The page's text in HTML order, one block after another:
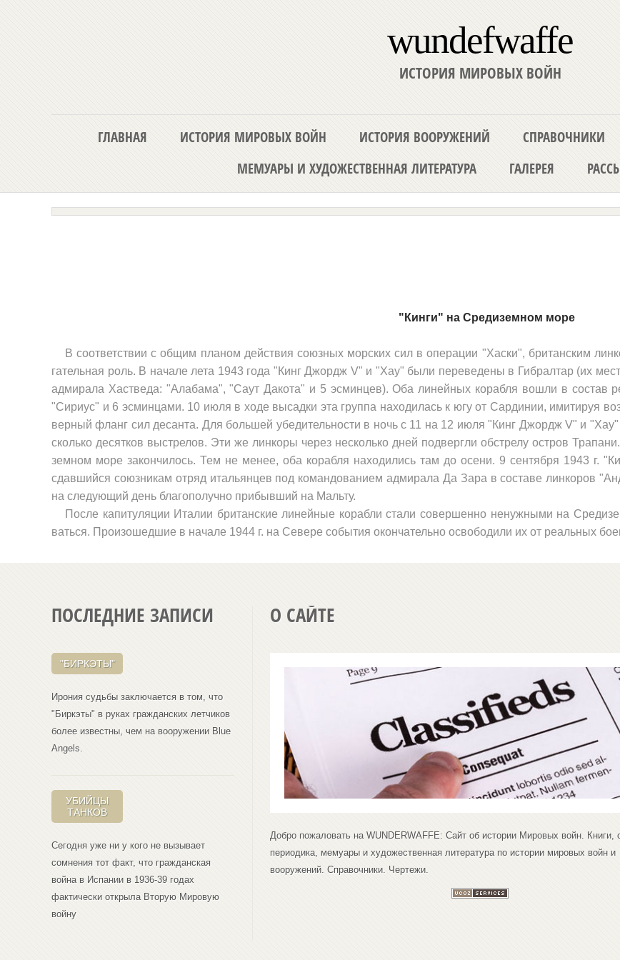
wundefwaffe
ИСТОРИЯ МИРОВЫХ ВОЙН
ГЛАВНАЯ ИСТОРИЯ МИРОВЫХ ВОЙН ИСТОРИЯ ВООРУЖЕНИЙ СПРАВОЧНИКИ
МЕМУАРЫ И ХУДОЖЕСТВЕННАЯ ЛИТЕРАТУРА
ГАЛЕРЕЯ
"Кинги" на Средиземном море
В соответствии с общим планом действия союз­ных морских сил в операции "Хаски", британским
гательная роль. В начале лета 1943 года "Кинг Джордж V" и "Хау" были переведены в Гибралтар (их
адмирала Хастведа: "Алабама", "Саут Дакота" и 5 эсминцев). Оба линейных корабля вошли в состав
"Сириус" и 6 эсминцами. 10 июля в ходе высадки эта группа находилась к югу от Сардинии, имитируя
верный фланг сил десанта. Для большей убедительности в ночь с 11 на 12 июля "Кинг ДжорджV" и
сколько десятков выстрелов. Эти же линкоры через несколько дней подвергли обстрелу остров
земном море закончилось. Тем не менее, оба корабля находились там до осени. 9 сентября 1943 г.
сдавшийся союзникам отряд итальянцев под командо­ванием адмирала Да Зара в составе линкоров
на следующий день благополучно прибывший на Мальту.
После капитуляции Италии британские линейные корабли стали совершенно ненужными на
ваться. Произошедшие в начале 1944 г. на Севере события окончательно освободили их от реальных
ПОСЛЕДНИЕ ЗАПИСИ
"БИРКЭТЫ"
Ирония судьбы заключается в том, что
"Биркэты" в руках гражданских летчиков
более известны, чем на вооружении Blue
Angеls.
УБИЙЦЫ
ТАНКОВ
Сегодня уже ни у кого не вызывает
сомнения тот факт, что гражданская
война в Испании в 1936-39 годах
фактически открыла Вторую Мировую
войну
О САЙТЕ
Добро пожаловать на WUNDERWAFFE: Сайт об истории Мировых войн. Книги,
периодика, мемуары и художественная литература по истории мировых войн и
вооружений. Справочники. Чертежи.